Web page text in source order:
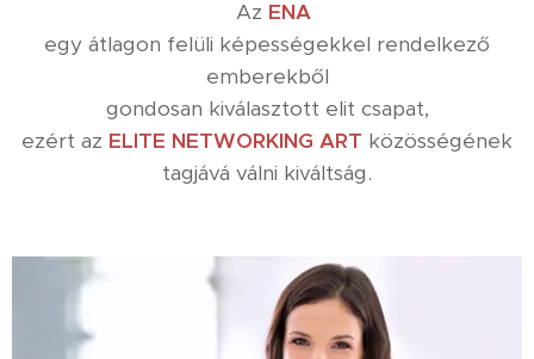
Az ENA
egy átlagon felüli képességekkel rendelkező
emberekből
gondosan kiválasztott elit csapat,
ezért az ELITE NETWORKING ART közösségének
tagjává válni kiváltság.